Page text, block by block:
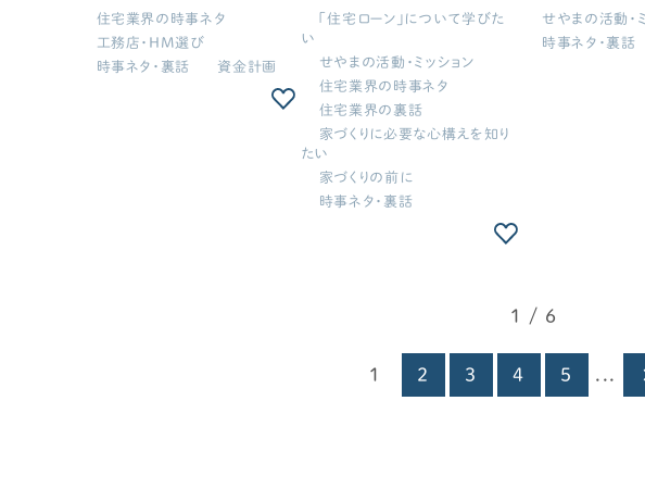
くりに直結する理由を徹底解
説！ナフサショックで断熱材
40%高騰 | 契約後の価格転
住宅業界の時事ネタ
工務店・HM選び
時事ネタ・裏話
資金計画
土地探しの極意、住宅ローン、
間取りの正解を話してきました
＜後編＞【せやま印工務店PJ
活動報告#6】新築一戸建て/
家づくり
「住宅ローン」について学びた
い
せやまの活動・ミッション
住宅業界の時事ネタ
住宅業界の裏話
家づくりに必要な心構えを知り
たい
家づくりの前に
時事ネタ・裏話
ま印工務店プロ
断を告白｜愛知
はエリア拡大【
せやまの活動・
時事ネタ・裏話
1 / 6
1 2 3 4 5 ...